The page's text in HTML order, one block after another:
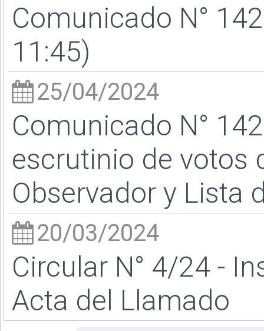
Comunicado N°
11:45)
25/04/2024
Comunicado N°
escrutinio de votos
Observador y Lista
20/03/2024
Circular N° 4/24 -
Acta del Llamado